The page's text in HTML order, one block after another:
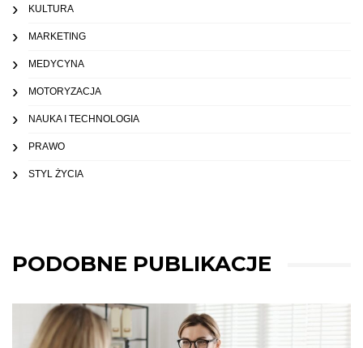
KULTURA
MARKETING
MEDYCYNA
MOTORYZACJA
NAUKA I TECHNOLOGIA
PRAWO
STYL ŻYCIA
PODOBNE PUBLIKACJE